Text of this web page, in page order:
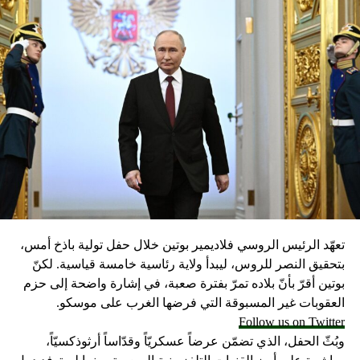
تعهّد الرئيس الروسي فلاديمير بوتين خلال حفل تولية باذخ أمس،
بتحقيق النصر للروس، ليبدأ ولاية رئاسية خامسة قياسية. لكنّ
بوتين أقرّ بأنّ بلاده تمرّ بفترة صعبة، في إشارة واضحة إلى حزم
العقوبات غير المسبوقة التي فرضها الغرب على موسكو.
Follow us on Twitter
وبُثّ الحفل، الذي تضمّن عرضاً عسكريّاً وقدّاساً أرثوذكسيّاً،